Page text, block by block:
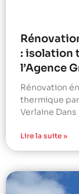
: isolation
l’Agence
Rénovation
thermique par
Verlaine Dans
Lire la suite »